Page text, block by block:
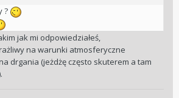
?
jak mi odpowiedziałeś,
na warunki atmosferyczne
drgania (jeżdżę często skuterem a tam